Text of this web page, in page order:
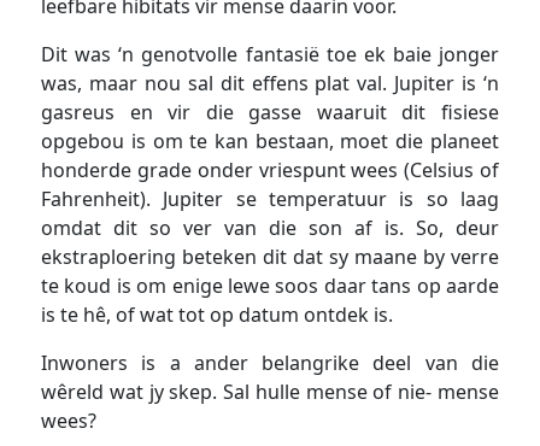
leefbare hibitats vir mense daarin voor.
Dit was ‘n genotvolle fantasië toe ek baie jonger
was, maar nou sal dit effens plat val. Jupiter is ‘n
gasreus en vir die gasse waaruit dit fisiese
opgebou is om te kan bestaan, moet die planeet
honderde grade onder vriespunt wees (Celsius of
Fahrenheit). Jupiter se temperatuur is so laag
omdat dit so ver van die son af is. So, deur
ekstraploering beteken dit dat sy maane by verre
te koud is om enige lewe soos daar tans op aarde
is te hê, of wat tot op datum ontdek is.
Inwoners is a ander belangrike deel van die
wêreld wat jy skep. Sal hulle mense of nie- mense
wees?